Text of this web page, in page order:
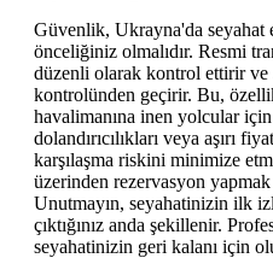
Güvenlik, Ukrayna'da seyahat
önceliğiniz olmalıdır. Resmi
düzenli olarak kontrol ettirir ve
kontrolünden geçirir. Bu,
havalimanına inen yolcular
dolandırıcılıkları veya aşırı
karşılaşma riskini minimize
üzerinden rezervasyon yapmak
Unutmayın, seyahatinizin ilk
çıktığınız anda şekillenir.
seyahatinizin geri kalanı için